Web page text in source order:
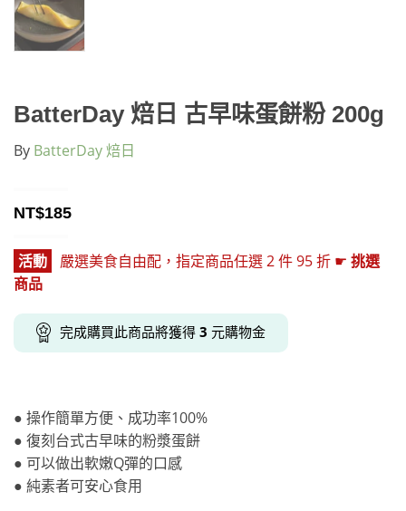
BatterDay 焙日 古早味蛋餅粉 200g
By BatterDay 焙日
NT$185
活動 嚴選美食自由配，指定商品任選 2 件 95 折 ☛ 挑選
商品
完成購買此商品將獲得 3 元購物金
● 操作簡單方便、成功率100%
● 復刻台式古早味的粉漿蛋餅
● 可以做出軟嫩Q彈的口感
● 純素者可安心食用